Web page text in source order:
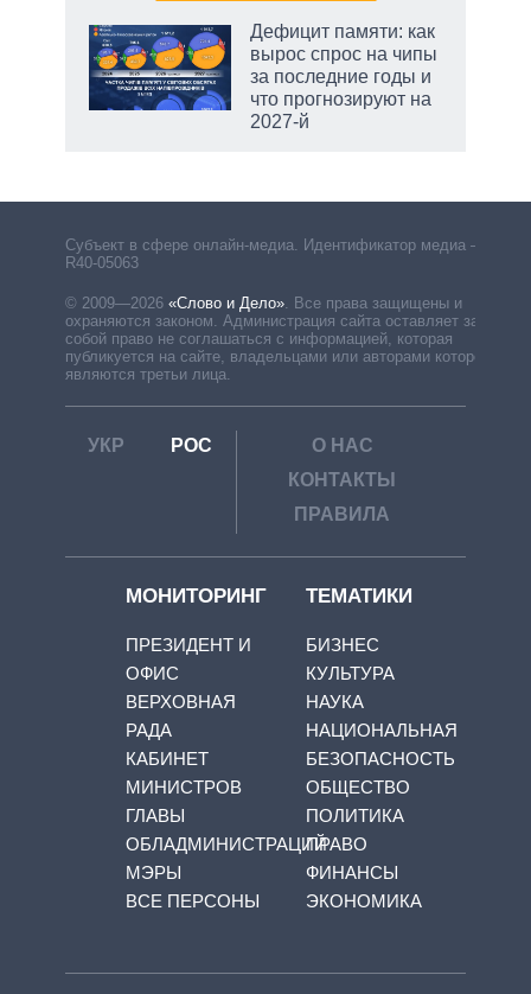
Дефицит памяти: как
вырос спрос на чипы
за последние годы и
что прогнозируют на
2027-й
Субъект в сфере онлайн-медиа. Идентификатор медиа –
R40-05063
© 2009—2026 «Слово и Дело». Все права защищены и
охраняются законом. Администрация сайта оставляет за
собой право не соглашаться с информацией, которая
публикуется на сайте, владельцами или авторами которой
являются третьи лица.
УКР РОС
О НАС
КОНТАКТЫ
ПРАВИЛА
МОНИТОРИНГ
ПРЕЗИДЕНТ И
ОФИС
ВЕРХОВНАЯ
РАДА
КАБИНЕТ
МИНИСТРОВ
ГЛАВЫ
ОБЛАДМИНИСТРАЦИЙ
МЭРЫ
ВСЕ ПЕРСОНЫ
ТЕМАТИКИ
БИЗНЕС
КУЛЬТУРА
НАУКА
НАЦИОНАЛЬНАЯ
БЕЗОПАСНОСТЬ
ОБЩЕСТВО
ПОЛИТИКА
ПРАВО
ФИНАНСЫ
ЭКОНОМИКА